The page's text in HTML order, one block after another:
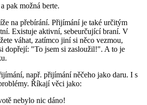
pak možná berte.
na přebírání. Přijímání je také určitým
Existuje aktivní, sebeurčující braní. V
váhat, zatímco jiní si něco vezmou,
dopřejí: "To jsem si zasloužil!". A to je
např. přijímání něčeho jako daru. I s
Říkají věci jako:
nebylo nic dáno!